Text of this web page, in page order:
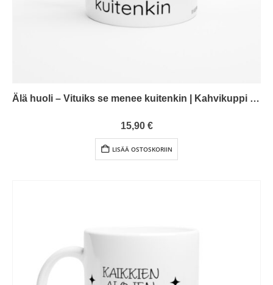
Älä huoli – Vituiks se menee kuitenkin | Kahvikuppi 330ml (0128)
5.00out of 5
15,90 €
LISÄÄ OSTOSKORIIN